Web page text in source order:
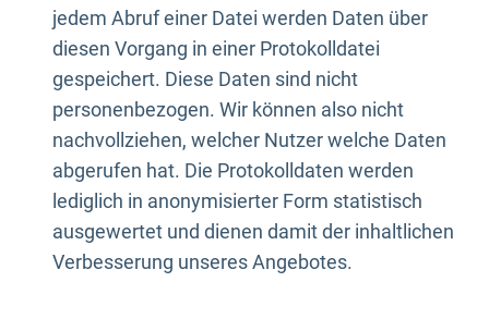
jedem Abruf einer Datei werden Daten über
diesen Vorgang in einer Protokolldatei
gespeichert. Diese Daten sind nicht
personenbezogen. Wir können also nicht
nachvollziehen, welcher Nutzer welche Daten
abgerufen hat. Die Protokolldaten werden
lediglich in anonymisierter Form statistisch
ausgewertet und dienen damit der inhaltlichen
Verbesserung unseres Angebotes.